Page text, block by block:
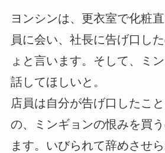
ヨンシンは、更衣室で化粧
員に会い、社長に告げ口し
ょと言います。そして、ミ
話してほしいと。
店員は自分が告げ口したこ
の、ミンギョンの恨みを買
ます。いびられて辞めさせ